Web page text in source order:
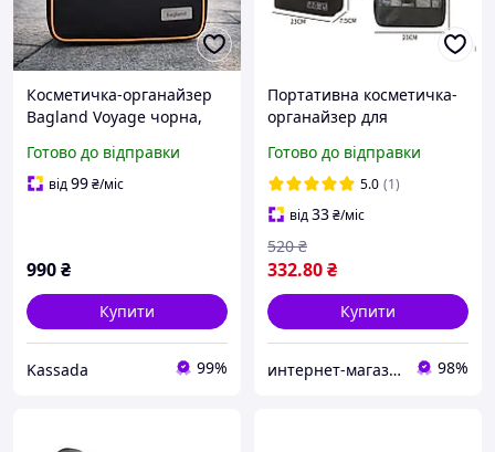
Косметичка-органайзер
Bagland Voyage чорна,
Готово до відправки
від99₴/міс
990₴
Купити
Kassada 99%
Портативна косметичка-
органайзер для
сумка для зберігання
речей, унісекс Чорний
(М1210371)
Готово до відправки
5.0 (1)
від33₴/міс
332.80₴
520 ₴
Купити
интернет-магазин "PRINTWOOD" 98%